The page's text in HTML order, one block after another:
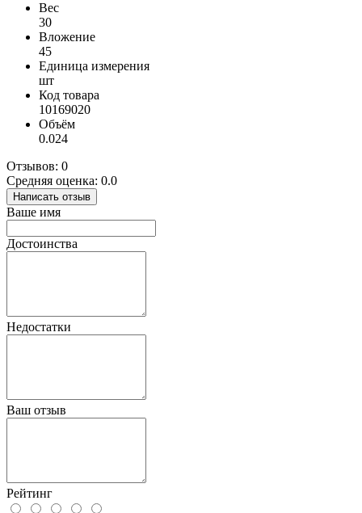
Вес
30
Вложение
45
Единица измерения
шт
Код товара
10169020
Объём
0.024
Отзывов: 0
Средняя оценка: 0.0
Написать отзыв
Ваше имя
Достоинства
Недостатки
Ваш отзыв
Рейтинг